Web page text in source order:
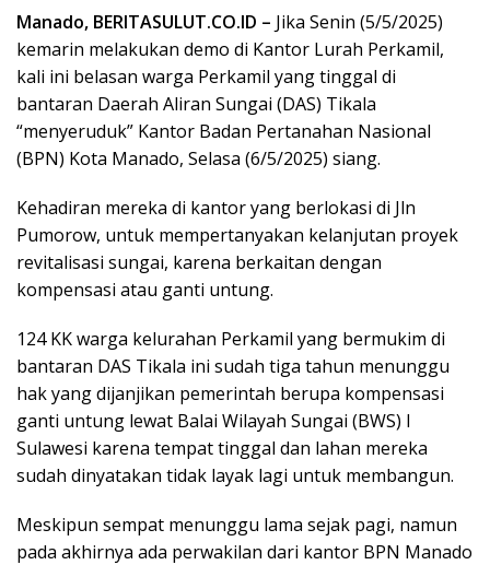
Manado, BERITASULUT.CO.ID – Jika Senin (5/5/2025)
kemarin melakukan demo di Kantor Lurah Perkamil,
kali ini belasan warga Perkamil yang tinggal di
bantaran Daerah Aliran Sungai (DAS) Tikala
“menyeruduk” Kantor Badan Pertanahan Nasional
(BPN) Kota Manado, Selasa (6/5/2025) siang.
Kehadiran mereka di kantor yang berlokasi di Jln
Pumorow, untuk mempertanyakan kelanjutan proyek
revitalisasi sungai, karena berkaitan dengan
kompensasi atau ganti untung.
124 KK warga kelurahan Perkamil yang bermukim di
bantaran DAS Tikala ini sudah tiga tahun menunggu
hak yang dijanjikan pemerintah berupa kompensasi
ganti untung lewat Balai Wilayah Sungai (BWS) I
Sulawesi karena tempat tinggal dan lahan mereka
sudah dinyatakan tidak layak lagi untuk membangun.
Meskipun sempat menunggu lama sejak pagi, namun
pada akhirnya ada perwakilan dari kantor BPN Manado